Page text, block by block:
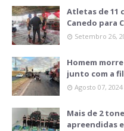
Atletas de 11
Canedo para
Setembro 26,
Homem
junto com a
Agosto 07, 2024
Mais de 2
apreendidas